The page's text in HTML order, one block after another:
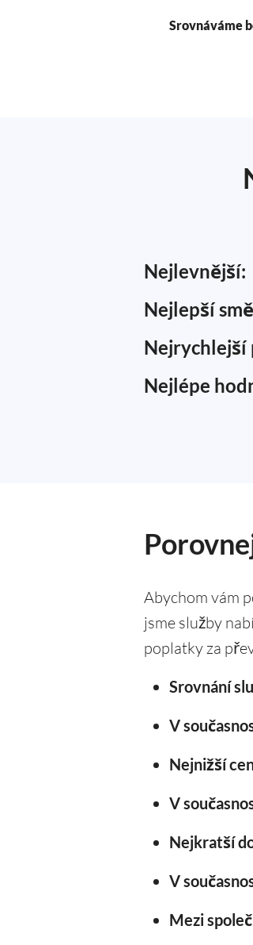
Srovnáváme
Nejlevnější:
Nejlepší
Nejrychlejší
Nejlépe
Abychom vám
jsme služby
poplatky za
Srovnání
V
Nejnižší
V
Nejkratší
V
Mezi